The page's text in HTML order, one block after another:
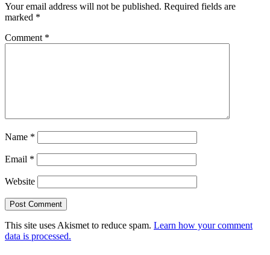
Your email address will not be published. Required fields are
marked *
Comment *
Name *
Email *
Website
This site uses Akismet to reduce spam. Learn how your comment
data is processed.